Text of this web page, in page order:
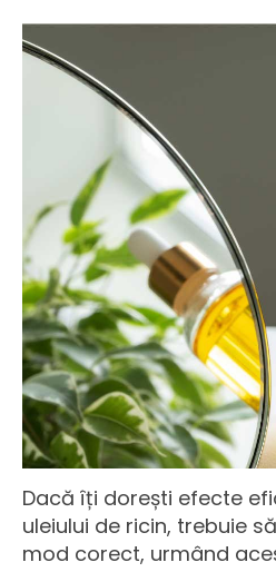
Dacă îți dorești efecte
uleiului de ricin, trebuie
mod corect, urmând